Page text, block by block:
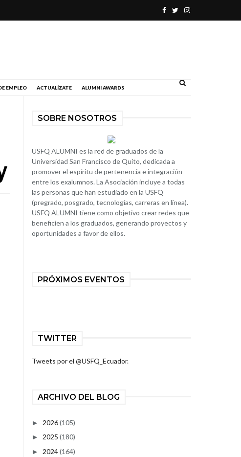
EMPLEO ACTUALÍZATE ALUMNI AWARDS
SOBRE NOSOTROS
USFQ ALUMNI es la red de graduados de la
Universidad San Francisco de Quito, dedicada a
promover el espíritu de pertenencia e integración
entre los exalumnos. La Asociación incluye a todas
las personas que han estudiado en la USFQ
(pregrado, posgrado, tecnologías, carreras en línea).
USFQ ALUMNI tiene como objetivo crear redes que
beneficien a los graduados, generando proyectos y
oportunidades a favor de ellos.
PRÓXIMOS EVENTOS
TWITTER
Tweets por el @USFQ_Ecuador.
ARCHIVO DEL BLOG
► 2026(105)
► 2025 (180)
► 2024(164)